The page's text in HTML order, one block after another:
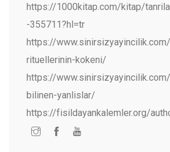
https://1000kitap.com/kitap/
-355711?hl=tr
https://
rituellerinin-kokeni/
https://
bilinen-yanlislar/
https://fisildayankalemler.org/